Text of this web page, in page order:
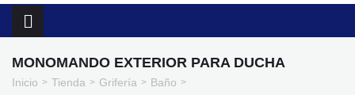
MONOMANDO EXTERIOR PARA DUCHA
Inicio > Tienda > Grifería > Baño >